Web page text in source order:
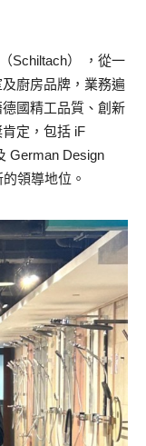
Schiltach） ，從一
廚房品牌，業務遍
國精工品質、創新
定，包括 iF
German Design
領導地位。